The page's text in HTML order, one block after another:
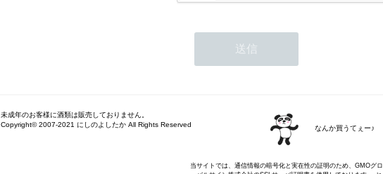
未成年のお客様に酒類は販売しておりません。
Copyright© 2007-2021 にしのよしたか All Rights Reserved
なんか買うてぇー♪
当サイトでは、通信情報の暗号化と実在性の証明のため、GMOグロ